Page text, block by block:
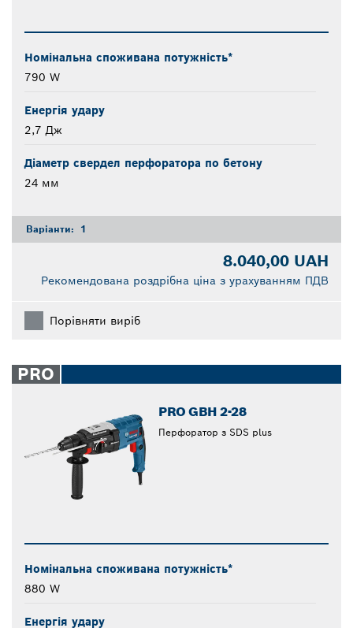
Номінальна споживана потужність*
790 W
Енергія удару
2,7 Дж
Діаметр свердел перфоратора по бетону
24 мм
Варіанти: 1
8.040,00 UAH
Рекомендована роздрібна ціна з урахуванням ПДВ
Порівняти виріб
PRO
PRO GBH 2-28
Перфоратор з SDS plus
Номінальна споживана потужність*
880 W
Енергія удару